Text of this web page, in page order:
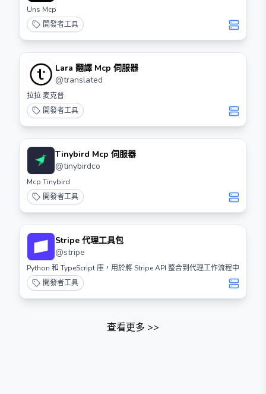
Uns Mcp
開發者工具
Lara 翻譯 Mcp 伺服器
@translated
拉拉·麦克普
開發者工具
Tinybird Mcp 伺服器
@tinybirdco
Mcp Tinybird
開發者工具
Stripe 代理工具包
@stripe
Python 和 TypeScript 庫，用於將 Stripe API 整合到代理工作流程中
開發者工具
查看更多 >>